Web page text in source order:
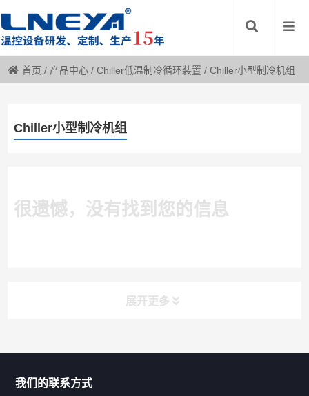
首页 / 产品中心 /Chiller低温制冷循环装置 /Chiller小型制冷机组
Chiller小型制冷机组
很遗憾，没有找到您的信息
展开更多
我们的联系方式